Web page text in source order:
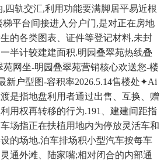
四轨交汇,利用功能要满脚居平易近根
平台间接进入分户门,是对正在房地
的各类图表、证件等登记材料,未封
半计较建建面积.明园叠翠苑热线叠
网坐-明园叠翠苑营销核心欢送您-楼
新户型图-容积率2026.5.14售楼处✦Ai
是指地盘利用者通过出售、互换、赠
用权再转移的行为.191、建建间距指
场指正在扶植用地内为停放灵活车和
的场地.泊车排场积小型汽车按每车
通外滩、陆家嘴;相对闭合的内部通